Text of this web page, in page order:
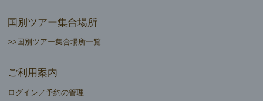
国別ツアー集合場所
>>国別ツアー集合場所一覧
ご利用案内
ログイン／予約の管理